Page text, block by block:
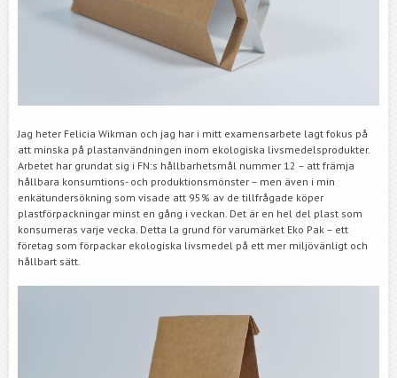
Jag heter Felicia Wikman och jag har i mitt examensarbete lagt fokus på
att minska på plastanvändningen inom ekologiska livsmedelsprodukter.
Arbetet har grundat sig i FN:s hållbarhetsmål nummer 12 – att främja
hållbara konsumtions- och produktionsmönster – men även i min
enkätundersökning som visade att 95% av de tillfrågade köper
plastförpackningar minst en gång i veckan. Det är en hel del plast som
konsumeras varje vecka. Detta la grund för varumärket Eko Pak – ett
företag som förpackar ekologiska livsmedel på ett mer miljövänligt och
hållbart sätt.